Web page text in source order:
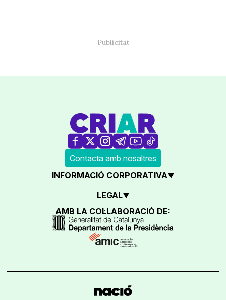
Contacta amb nosaltres
INFORMACIÓ CORPORATIVA
LEGAL
AMB LA COL·LABORACIÓ DE: